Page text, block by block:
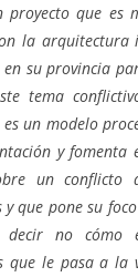
proyecto que es
la arquitectura
su provincia
tema
un modelo
y fomenta
un conflicto
y que pone su
no cómo
que le pasa a la